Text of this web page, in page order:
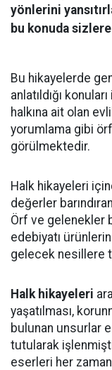
yönlerini
bu konuda
Bu hikayelerde
anlatıldığı
halkına ait olan
yorumlama gibi
görülmektedir.
Halk hikayeleri
değerler
Örf ve gelenekler
edebiyatı
gelecek nesillere
Halk hikayeleri
yaşatılması,
bulunan unsurlar
tutularak
eserleri her